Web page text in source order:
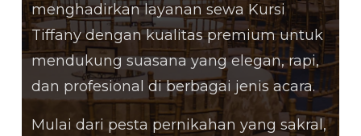
menghadirkan layanan sewa Kursi
Tiffany dengan kualitas premium untuk
mendukung suasana yang elegan, rapi,
dan profesional di berbagai jenis acara.
Mulai dari pesta pernikahan yang sakral,